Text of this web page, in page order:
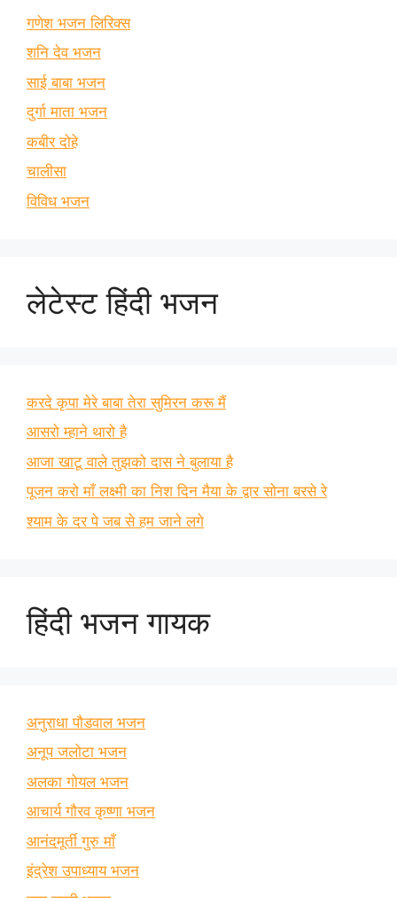
गणेश भजन लिरिक्स
शनि देव भजन
साई बाबा भजन
दुर्गा माता भजन
कबीर दोहे
चालीसा
विविध भजन
लेटेस्ट हिंदी भजन
करदे कृपा मेरे बाबा तेरा सुमिरन करू मैं
आसरो म्हाने थारो है
आजा खाटू वाले तुझको दास ने बुलाया है
पूजन करो माँ लक्ष्मी का निश दिन मैया के द्वार सोना बरसे रे
श्याम के दर पे जब से हम जाने लगे
हिंदी भजन गायक
अनुराधा पौडवाल भजन
अनूप जलोटा भजन
अलका गोयल भजन
आचार्य गौरव कृष्णा भजन
आनंदमूर्ती गुरु माँ
इंद्रेश उपाध्याय भजन